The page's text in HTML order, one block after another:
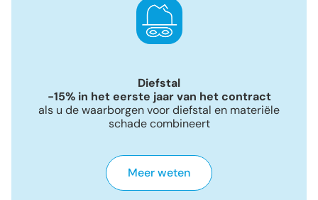
Diefstal
-15% in het eerste jaar van het contract
als u de waarborgen voor diefstal en materiële
schade combineert
Meer weten